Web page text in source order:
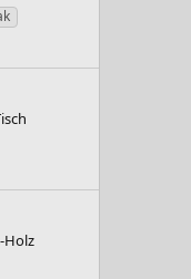
Holz